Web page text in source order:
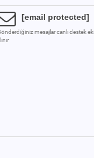
[email protected]
mesajlar canlı destek